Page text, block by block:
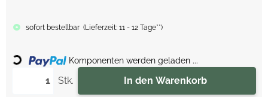
sofort bestellbar (Lieferzeit: 11 - 12 Tage**)
Stk. In den Warenkorb
Loading... Komponenten werden geladen ...